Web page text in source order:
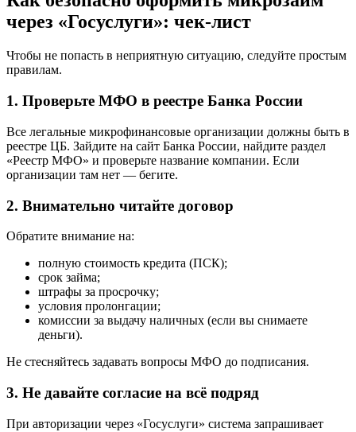
через «Госуслуги»: чек-лист
Чтобы не попасть в неприятную ситуацию, следуйте простым
правилам.
1. Проверьте МФО в реестре Банка России
Все легальные микрофинансовые организации должны быть в
реестре ЦБ. Зайдите на сайт Банка России, найдите раздел
«Реестр МФО» и проверьте название компании. Если
организации там нет — бегите.
2. Внимательно читайте договор
Обратите внимание на:
полную стоимость кредита (ПСК);
срок займа;
штрафы за просрочку;
условия пролонгации;
комиссии за выдачу наличных (если вы снимаете
деньги).
Не стесняйтесь задавать вопросы МФО до подписания.
3. Не давайте согласие на всё подряд
При авторизации через «Госуслуги» система запрашивает